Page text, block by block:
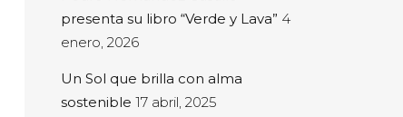
presenta su libro “Verde y Lava” 4
enero, 2026
Un Sol que brilla con alma
sostenible 17 abril, 2025